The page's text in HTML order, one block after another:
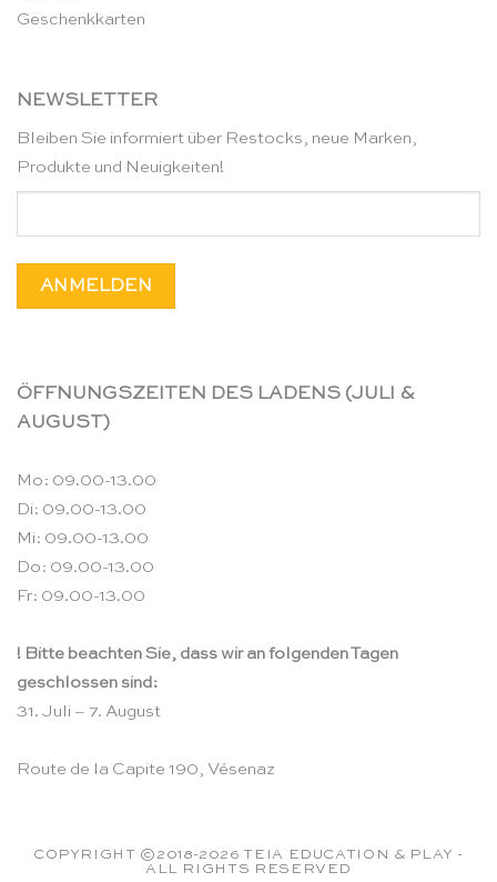
Geschenkkarten
NEWSLETTER
Bleiben Sie informiert über Restocks, neue Marken,
Produkte und Neuigkeiten!
ÖFFNUNGSZEITEN DES LADENS (JULI &
AUGUST)
Mo: 09.00-13.00
Di: 09.00-13.00
Mi: 09.00-13.00
Do: 09.00-13.00
Fr: 09.00-13.00
! Bitte beachten Sie, dass wir an folgenden Tagen
geschlossen sind:
31. Juli – 7. August
Route de la Capite 190, Vésenaz
COPYRIGHT ©2018-2026 TEIA EDUCATION & PLAY -
ALL RIGHTS RESERVED